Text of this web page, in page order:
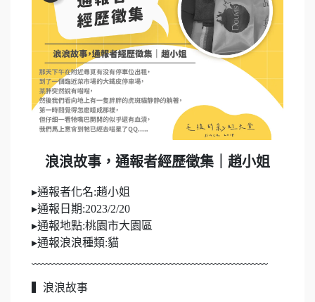
浪浪故事，通報者經歷徵集｜趙小姐
▸通報者化名:趙小姐
▸通報日期:2023/2/20
▸通報地點:桃園市大園區
▸通報浪浪種類:貓
▍浪浪故事